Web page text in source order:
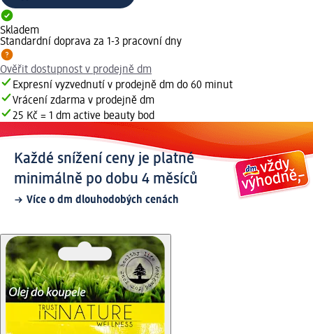
Skladem
Standardní doprava za 1-3 pracovní dny
Ověřit dostupnost v prodejně dm
Expresní vyzvednutí v prodejně dm do 60 minut
Vrácení zdarma v prodejně dm
25 Kč = 1 dm active beauty bod
Každé snížení ceny je platné
minimálně po dobu 4 měsíců
Více o dm dlouhodobých cenách